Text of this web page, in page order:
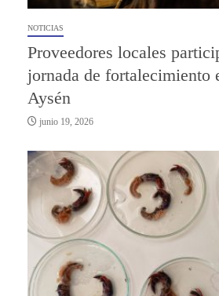
NOTICIAS
Proveedores locales
jornada de fortalecimiento
Aysén
junio 19, 2026